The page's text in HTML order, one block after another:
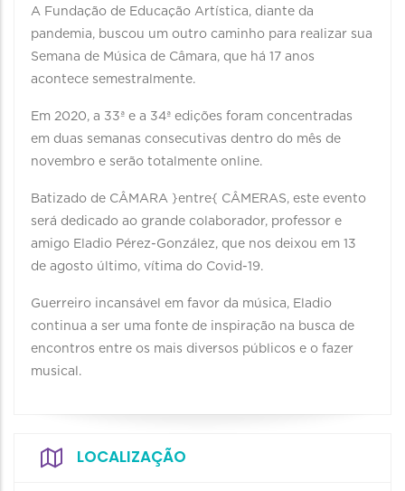
A Fundação de Educação Artística, diante da
pandemia, buscou um outro caminho para realizar sua
Semana de Música de Câmara, que há 17 anos
acontece semestralmente.
Em 2020, a 33ª e a 34ª edições foram concentradas
em duas semanas consecutivas dentro do mês de
novembro e serão totalmente online.
Batizado de CÂMARA }entre{ CÂMERAS, este evento
será dedicado ao grande colaborador, professor e
amigo Eladio Pérez-González, que nos deixou em 13
de agosto último, vítima do Covid-19.
Guerreiro incansável em favor da música, Eladio
continua a ser uma fonte de inspiração na busca de
encontros entre os mais diversos públicos e o fazer
musical.
LOCALIZAÇÃO